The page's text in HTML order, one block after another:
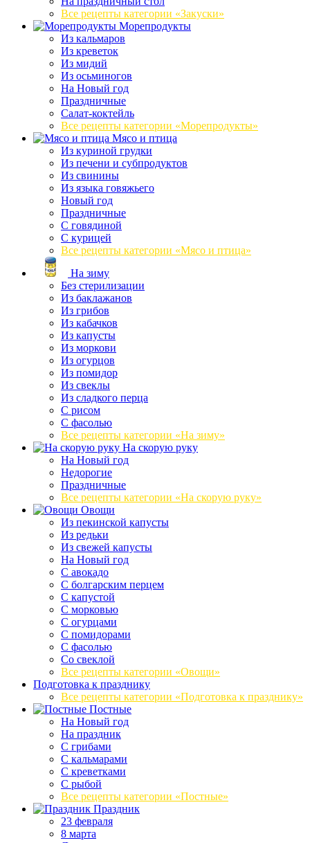
Все рецепты категории «Закуски»
Морепродукты
Из кальмаров
Из креветок
Из мидий
Из осьминогов
На Новый год
Праздничные
Салат-коктейль
Все рецепты категории «Морепродукты»
Мясо и птица
Из куриной грудки
Из печени и субпродуктов
Из свинины
Из языка говяжьего
Новый год
Праздничные
С говядиной
С курицей
Все рецепты категории «Мясо и птица»
На зиму
Без стерилизации
Из баклажанов
Из грибов
Из кабачков
Из капусты
Из моркови
Из огурцов
Из помидор
Из свеклы
Из сладкого перца
С рисом
С фасолью
Все рецепты категории «На зиму»
На скорую руку
На Новый год
Недорогие
Праздничные
Все рецепты категории «На скорую руку»
Овощи
Из пекинской капусты
Из редьки
Из свежей капусты
На Новый год
С авокадо
С болгарским перцем
С капустой
С морковью
С огурцами
С помидорами
С фасолью
Со свеклой
Все рецепты категории «Овощи»
Подготовка к празднику
Все рецепты категории «Подготовка к празднику»
Постные
На Новый год
На праздник
С грибами
С кальмарами
С креветками
С рыбой
Все рецепты категории «Постные»
Праздник
23 февраля
8 марта